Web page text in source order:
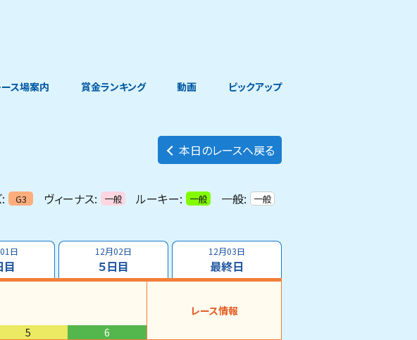
ス場案内 賞金ランキング 動画 ピックアップ
本日のレースへ戻る
G3 ヴィーナス: 一般 ルーキー: 一般 一般: 一般
日
目
12月02日
５日目
12月03日
最終日
5 6
レース情報